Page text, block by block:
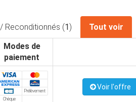
Reconditionnés (1) Tout voir
Modes de
paiement
Prélèvement
Chèque
Voir l'offre